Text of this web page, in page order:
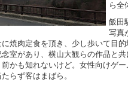
ら全
飯田
写真
に焼肉定食を頂き、少し歩いて目
念室があり、横山大観らの作品と
前かも知れないけど。女性向けゲ
たらず客はまばら。